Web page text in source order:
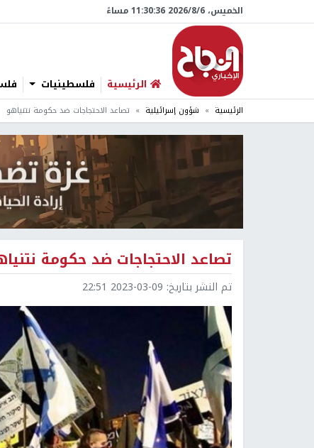
الخميس، 6/‏8/‏2026 11:30:37 مساءً
الرئيسية فلسطينيات
الرئيسية شؤون إسرائيلية تصاعد الاحتجاجات ضد حكومة نتنياهو
تصاعد الاحتجاجات ضد حكومة
تم النشر بتاريخ: 2023-03-09 22:51